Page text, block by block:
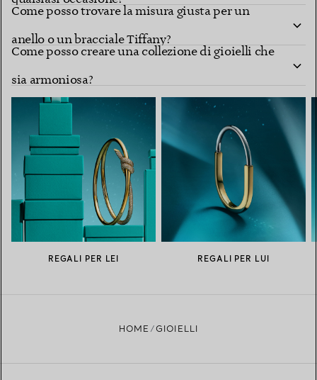
Come posso trovare la misura giusta per un
anello o un bracciale Tiffany?
Come posso creare una collezione di gioielli che
sia armoniosa?
REGALI PER LEI REGALI PER LUI
HOME GIOIELLI